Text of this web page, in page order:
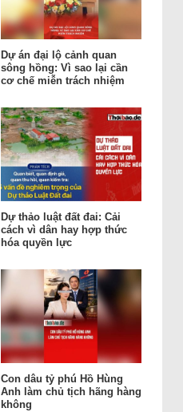
Dự án đại lộ cảnh quan
sông hồng: Vì sao lại cần
cơ chế miễn trách nhiệm
Dự thảo luật đất đai: Cải
cách vì dân hay hợp thức
hóa quyền lực
Con dâu tỷ phú Hồ Hùng
Anh làm chủ tịch hãng hàng
không